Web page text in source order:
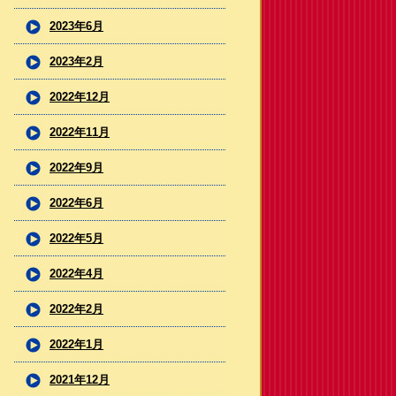
2023年6月
2023年2月
2022年12月
2022年11月
2022年9月
2022年6月
2022年5月
2022年4月
2022年2月
2022年1月
2021年12月